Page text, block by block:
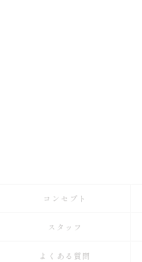
コンセプト
スタッフ
よくある質問